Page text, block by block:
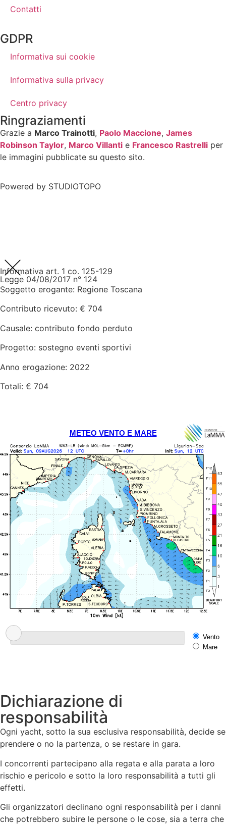
Contatti
GDPR
Informativa sui cookie
Informativa sulla privacy
Centro privacy
Ringraziamenti
Grazie a Marco Trainotti, Paolo Maccione, James
Robinson Taylor, Marco Villanti e Francesco Rastrelli per
le immagini pubblicate su questo sito.
Powered by STUDIOTOPO
Informativa art. 1 co. 125-129
Legge 04/08/2017 n° 124
Soggetto erogante: Regione Toscana
Contributo ricevuto: € 704
Causale: contributo fondo perduto
Progetto: sostegno eventi sportivi
Anno erogazione: 2022
Totali: € 704
Dichiarazione di
responsabilità
Ogni yacht, sotto la sua esclusiva responsabilità, decide se
prendere o no la partenza, o se restare in gara.
I concorrenti partecipano alla regata e alla parata a loro
rischio e pericolo e sotto la loro responsabilità a tutti gli
effetti.
Gli organizzatori declinano ogni responsabilità per i danni
che potrebbero subire le persone o le cose, sia a terra che